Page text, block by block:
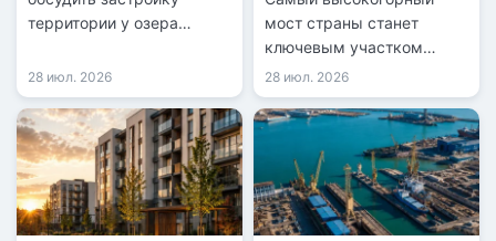
территории у озера
28 июл. 2026
мост страны станет
ключевым участком
новой трассы.
28 июл. 2026